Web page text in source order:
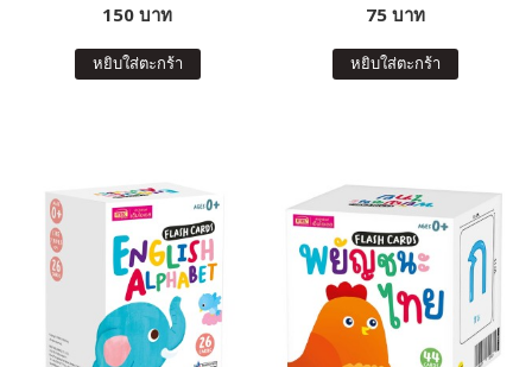
150 บาท
หยิบใส่ตะกร้า
75 บาท
หยิบใส่ตะกร้า